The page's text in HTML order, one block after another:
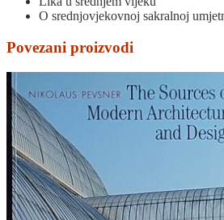
O srednjovjekovnoj sakralnoj
Povezani proizvodi